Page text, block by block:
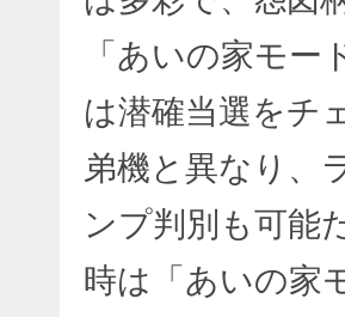
「あいの家モー
は潜確当選をチ
弟機と異なり、
ンプ判別も可能
時は「あいの家